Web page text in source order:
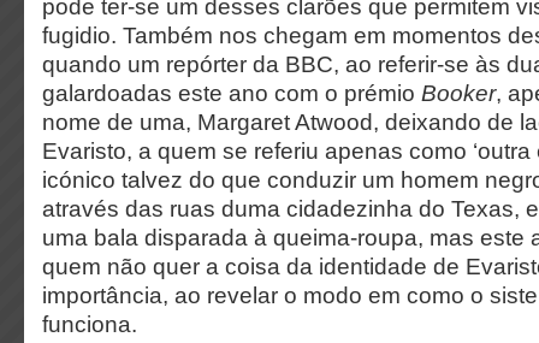
pode ter-se um desses clarões que permitem
fugidio. Também nos chegam em momentos
quando um repórter da BBC, ao referir-se às
galardoadas este ano com o prémio Booker,
nome de uma, Margaret Atwood, deixando de
Evaristo, a quem se referiu apenas como ‘outra
icónico talvez do que conduzir um homem
através das ruas duma cidadezinha do Texas,
uma bala disparada à queima-roupa, mas este
quem não quer a coisa da identidade de
importância, ao revelar o modo em como o
funciona.